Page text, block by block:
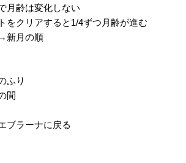
月齢は変化しない
をクリアすると1/4ずつ月齢が進む
新月の順
ふり
間
ブラーナに戻る